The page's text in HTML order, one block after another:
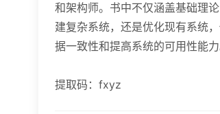
和架构师。书中不仅涵盖基础理
建复杂系统，还是优化现有系统
据一致性和提高系统的可用性能力
提取码：fxyz